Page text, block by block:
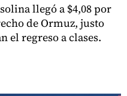
llegó a $4,08 por
de Ormuz, justo
el regreso a clases.